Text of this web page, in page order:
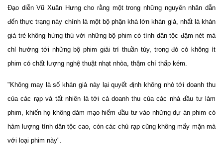
Đạo diễn Vũ Xuân Hưng cho rằng một trong những nguyên nhân dẫn
đến thực trạng này chính là một bộ phận khá lớn khán giả, nhất là khán
giả trẻ không hứng thú với những bộ phim có tính dân tộc đậm nét mà
chỉ hướng tới những bộ phim giải trí thuần túy, trong đó có không ít
phim có chất lượng nghệ thuật nhạt nhòa, thậm chí thấp kém.
"Không may là số khán giả này lại quyết định không nhỏ tới doanh thu
của các rạp và tất nhiên là tới cả doanh thu của các nhà đầu tư làm
phim, khiến họ không dám mạo hiểm đầu tư vào những dự án phim có
hàm lượng tính dân tộc cao, còn các chủ rạp cũng không mấy mặn mà
với loại phim này".